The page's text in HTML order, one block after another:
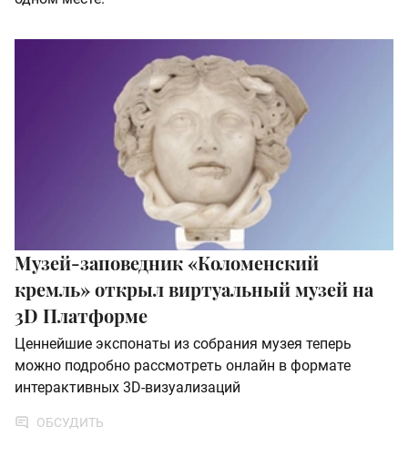
Музей-заповедник «Коломенский
кремль» открыл виртуальный музей на
3D Платформе
Ценнейшие экспонаты из собрания музея теперь
можно подробно рассмотреть онлайн в формате
интерактивных 3D-визуализаций
ОБСУДИТЬ